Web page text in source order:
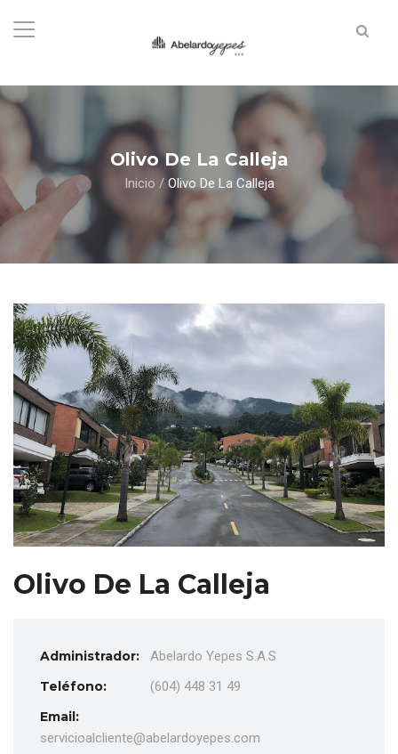
Olivo De La Calleja
Inicio / Olivo De La Calleja
Olivo De La Calleja
Administrador:
Abelardo Yepes S.A.S
Teléfono:
(604) 448 31 49
Email:
servicioalcliente@abelardoyepes.com